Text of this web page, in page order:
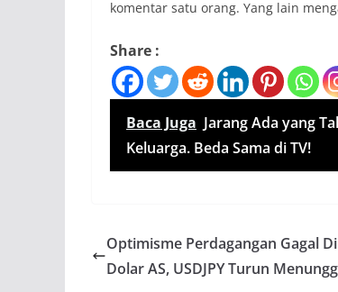
komentar satu orang. Yang lain
Share :
Baca Juga Jarang Ada yang
Keluarga. Beda Sama di TV!
Optimisme Perdagangan Gagal
Dolar AS, USDJPY Turun